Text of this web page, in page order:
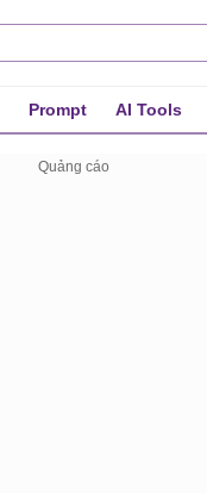
Prompt AI Tools